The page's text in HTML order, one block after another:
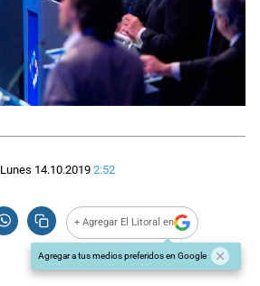
Lunes 14.10.2019 2:52
+ Agregar El Litoral en
Agregar a tus medios preferidos en Google